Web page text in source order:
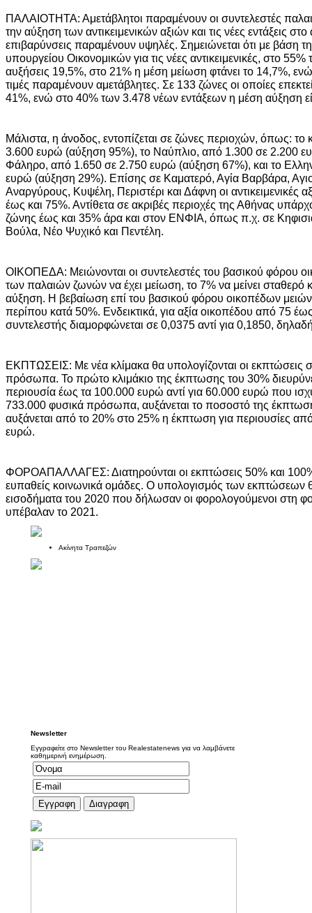
ΠΑΛΑΙΟΤΗΤΑ: Αμετάβλητοι παραμένουν οι συντελεστές
την αύξηση των αντικειμενικών αξιών και τις νέες εντάξεις στο
επιβαρύνσεις παραμένουν υψηλές. Σημειώνεται ότι με βάση
υπουργείου Οικονομικών για τις νέες αντικειμενικές, στο
αυξήσεις 19,5%, στο 21% η μέση μείωση φτάνει το 14,7%,
τιμές παραμένουν αμετάβλητες. Σε 133 ζώνες οι οποίες
41%, ενώ στο 40% των 3.478 νέων εντάξεων η μέση αύξηση
Μάλιστα, η άνοδος, εντοπίζεται σε ζώνες περιοχών, όπως:
3.600 ευρώ (αύξηση 95%), το Ναύπλιο, από 1.300 σε 2.200
Φάληρο, από 1.650 σε 2.750 ευρώ (αύξηση 67%), και το
ευρώ (αύξηση 29%). Επίσης σε Καματερό, Αγία Βαρβάρα, Αγιο
Αναργύρους, Κυψέλη, Περιστέρι και Δάφνη οι αντικειμενικές
έως και 75%. Αντίθετα σε ακριβές περιοχές της Αθήνας
ζώνης έως και 35% άρα και στον ΕΝΦΙΑ, όπως π.χ. σε
Βούλα, Νέο Ψυχικό και Πεντέλη.
ΟΙΚΟΠΕΔΑ: Μειώνονται οι συντελεστές του βασικού φόρου
των παλαιών ζωνών να έχει μείωση, το 7% να μείνει σταθερό
αύξηση. Η βεβαίωση επί του βασικού φόρου οικοπέδων
περίπου κατά 50%. Ενδεικτικά, για αξία οικοπέδου από 75
συντελεστής διαμορφώνεται σε 0,0375 αντί για 0,1850,
ΕΚΠΤΩΣΕΙΣ: Με νέα κλίμακα θα υπολογίζονται οι εκπτώσεις
πρόσωπα. Το πρώτο κλιμάκιο της έκπτωσης του 30%
περιουσία έως τα 100.000 ευρώ αντί για 60.000 ευρώ που
733.000 φυσικά πρόσωπα, αυξάνεται το ποσοστό της
αυξάνεται από το 20% στο 25% η έκπτωση για περιουσίες
ευρώ.
ΦΟΡΟΑΠΑΛΛΑΓΕΣ: Διατηρούνται οι εκπτώσεις 50% και
ευπαθείς κοινωνικά ομάδες. Ο υπολογισμός των εκπτώσεων
εισοδήματα του 2020 που δήλωσαν οι φορολογούμενοι στη
υπέβαλαν το 2021.
Ακίνητα Τραπεζών
Newsletter
Εγγραφείτε στο Newsletter του Realestatenews για να λαμβάνετε
καθημερινή ενημέρωση.